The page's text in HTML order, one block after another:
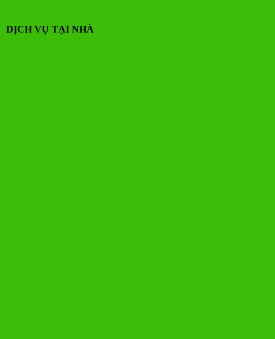
DỊCH VỤ TẠI NHÀ